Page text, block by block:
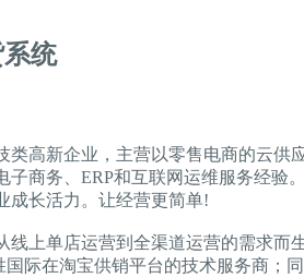
统
高新企业，主营以零售电商的云供
商务、ERP和互联网运维服务经验
成长活力。让经营更简单!
线上单店运营到全渠道运营的需求
际在淘宝供销平台的技术服务商；